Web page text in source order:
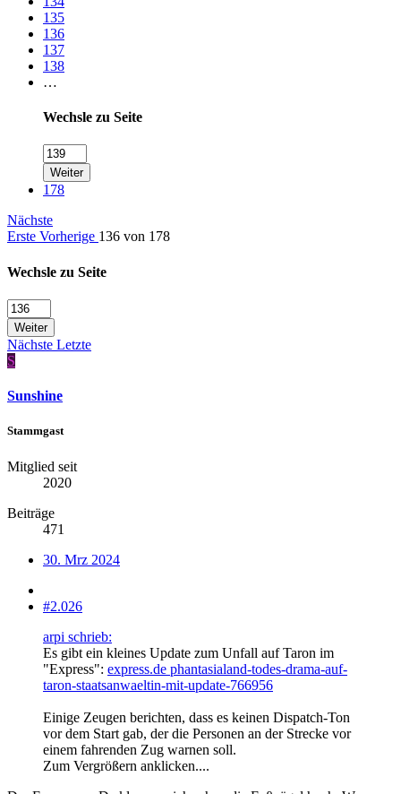
135
136
137
138
…
Wechsle zu Seite
Weiter
178
Nächste
Erste Vorherige 136 von 178
Wechsle zu Seite
Weiter
Nächste Letzte
S
Sunshine
Stammgast
Mitglied seit
2020
Beiträge
471
30. Mrz 2024
#2.026
arpi schrieb:
Es gibt ein kleines Update zum Unfall auf Taron im
"Express": express.de phantasialand-todes-drama-auf-
taron-staatsanwaeltin-mit-update-766956
Einige Zeugen berichten, dass es keinen Dispatch-Ton
vor dem Start gab, der die Personen an der Strecke vor
einem fahrenden Zug warnen soll.
Zum Vergrößern anklicken....